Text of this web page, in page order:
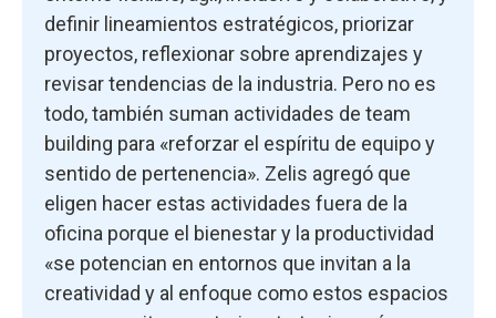
definir lineamientos estratégicos, priorizar
proyectos, reflexionar sobre aprendizajes y
revisar tendencias de la industria. Pero no es
todo, también suman actividades de team
building para «reforzar el espíritu de equipo y
sentido de pertenencia». Zelis agregó que
eligen hacer estas actividades fuera de la
oficina porque el bienestar y la productividad
«se potencian en entornos que invitan a la
creatividad y al enfoque como estos espacios